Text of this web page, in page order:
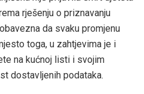
rješenju o priznavanju
da svaku promjenu
toga, u zahtjevima je i
na kućnoj listi i svojim
dostavljenih podataka.